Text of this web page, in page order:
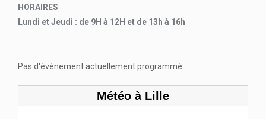
HORAIRES
Lundi et Jeudi : de 9H à 12H et de 13h à 16h
Pas d'événement actuellement programmé.
Météo à Lille